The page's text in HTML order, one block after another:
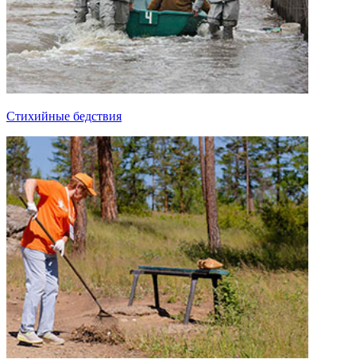
Стихийные бедствия